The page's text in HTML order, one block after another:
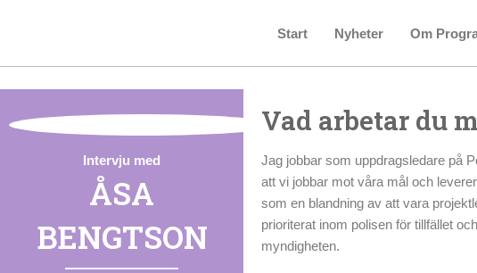
Start Nyheter Om
Intervju med
ÅSA
BENGTSON
Vad arbetar du
Jag jobbar som uppdragsledare på
att vi jobbar mot våra mål och
som en blandning av att vara
prioriterat inom polisen för tillfället
myndigheten.